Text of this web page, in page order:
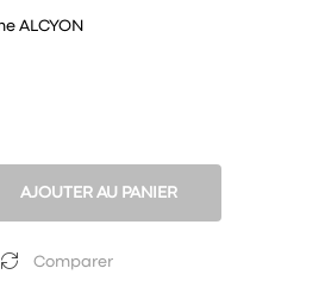
ALCYON
AJOUTER AU PANIER
Comparer